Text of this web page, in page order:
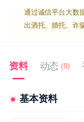
通过诚信平台大数
出酒托、婚托、诈
资料 动态 (0)
基本资料